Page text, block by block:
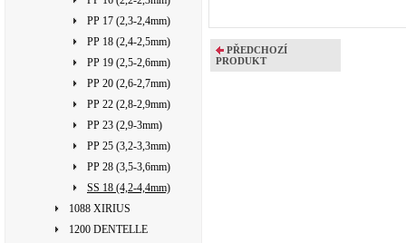
PP 17 (2,3-2,4mm)
PP 18 (2,4-2,5mm)
PP 19 (2,5-2,6mm)
PP 20 (2,6-2,7mm)
PP 22 (2,8-2,9mm)
PP 23 (2,9-3mm)
PP 25 (3,2-3,3mm)
PP 28 (3,5-3,6mm)
SS 18 (4,2-4,4mm)
1088 XIRIUS
1200 DENTELLE
PŘEDCHOZÍ
PRODUKT